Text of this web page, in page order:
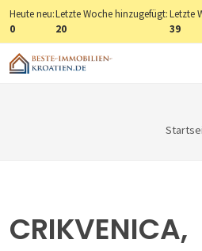
Heute neu:
0
Letzte Woche hinzugefügt:
20
Letzte
39
CRIKVENICA,